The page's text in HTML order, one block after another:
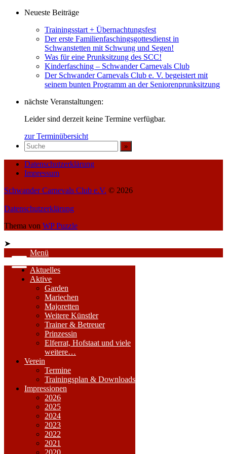
der
Beiträge
Neueste Beiträge
Trainingsstart + Übernachtungsfest
Der erste Familienfaschingsgottesdienst in
Schwanstetten mit Schwung und Segen!
Was für eine Prunksitzung des SCC!
Kinderfasching – Schwander Carnevals Club
Der Schwander Carnevals Club e. V. begeistert mit
seinem bunten Programm an der Seniorenprunksitzung
nächste Veranstaltungen:
Leider sind derzeit keine Termine verfügbar.
zur Terminübersicht
Datenschutzerklärung
Impressum
Schwander Carnevals Club e.V. © 2026
Datenschutzerklärung
Thema von WP Puzzle
➤
Menü
Aktuelles
Aktive
Garden
Mariechen
Majoretten
Weitere Künstler
Trainer & Betreuer
Prinzessin
Elferrat, Hofstaat und viele
weitere…
Verein
Termine
Trainingsplan & Downloads
Impressionen
2026
2025
2024
2023
2022
2021